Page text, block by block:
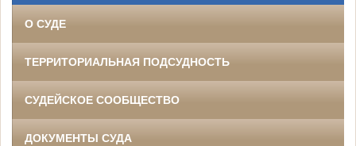
О СУДЕ
ТЕРРИТОРИАЛЬНАЯ ПОДСУДНОСТЬ
СУДЕЙСКОЕ СООБЩЕСТВО
ДОКУМЕНТЫ СУДА